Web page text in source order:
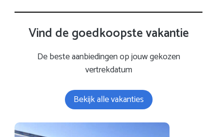
Vind de goedkoopste vakantie
De beste aanbiedingen op jouw gekozen
vertrekdatum
Bekijk alle vakanties